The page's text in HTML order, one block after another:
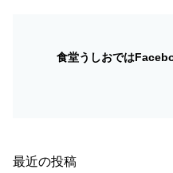
食堂うしおでは
最近の投稿